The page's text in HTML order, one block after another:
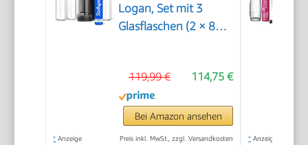
Logan, Set mit 3
Glasflaschen (2 × 850
Matt Schwarz, Höhe
42,6 cm
114,75 €
119,99 €
Bei Amazon ansehen
* Anzeige Preis inkl. MwSt., zzgl. Versandkosten * Anzeige